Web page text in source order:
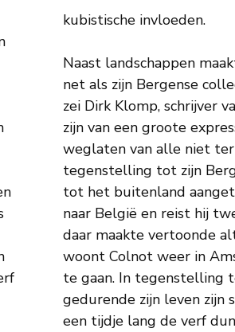
kubistische invloeden.
Naast landschappen
net als zijn Bergense
zei Dirk Klomp, schrijver
zijn van een groote
weglaten van alle niet ter
tegenstelling tot zijn
tot het buitenland
naar België en reist hij
daar maakte vertoonde
woont Colnot weer in
te gaan. In tegenstelling
gedurende zijn leven zijn
een tijdje lang de verf